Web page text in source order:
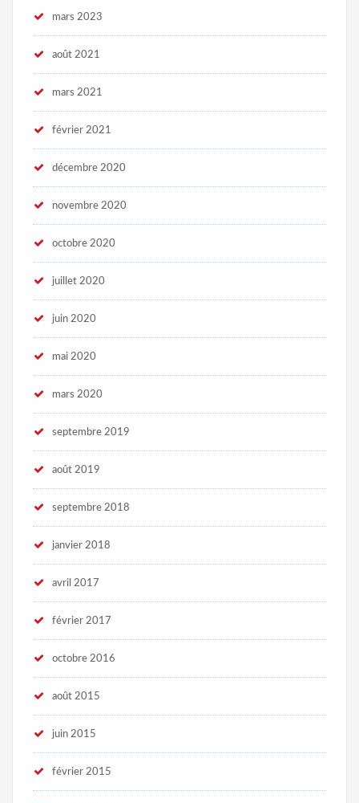
mars 2023
août 2021
mars 2021
février 2021
décembre 2020
novembre 2020
octobre 2020
juillet 2020
juin 2020
mai 2020
mars 2020
septembre 2019
août 2019
septembre 2018
janvier 2018
avril 2017
février 2017
octobre 2016
août 2015
juin 2015
février 2015